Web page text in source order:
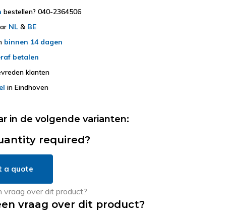
bestellen? 040-2364506
NL & BE
binnen 14 dagen
betalen
klanten
in Eindhoven
in de volgende varianten:
required?
a quote
vraag over dit product?